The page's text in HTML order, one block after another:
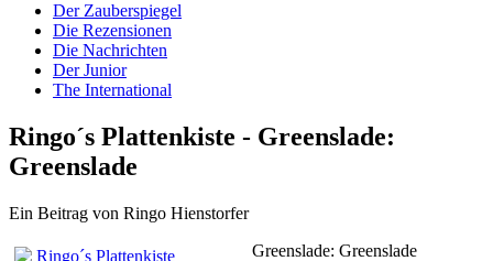
Der Zauberspiegel
Die Rezensionen
Die Nachrichten
Der Junior
The International
Ringo´s Plattenkiste - Greenslade:
Greenslade
Ein Beitrag von Ringo Hienstorfer
Greenslade: Greenslade